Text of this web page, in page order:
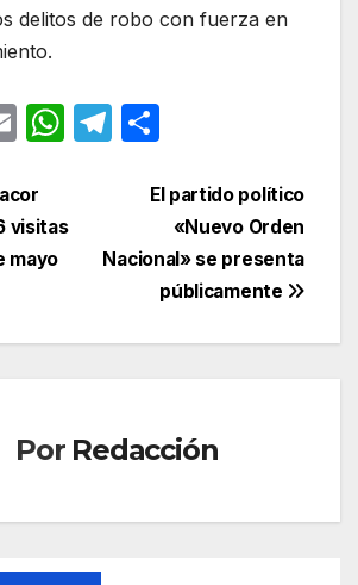
delitos de robo con fuerza en
E
ail
W
s
p
T
a
m
p
ar
tir
El partido político
«Nuevo Orden
Nacional» se presenta
públicamente
visitas
mayo
Por Redacción